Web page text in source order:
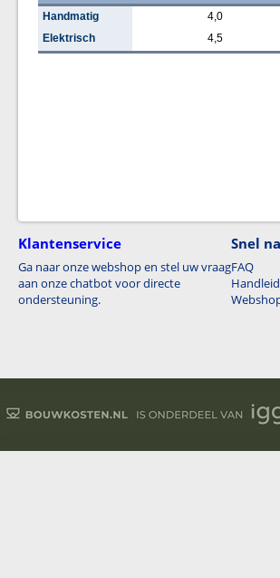
Handmatig
4,0
Elektrisch
4,5
Klantenservice
Ga naar onze webshop en stel uw vraag
aan onze chatbot voor directe
ondersteuning.
Snel
FAQ